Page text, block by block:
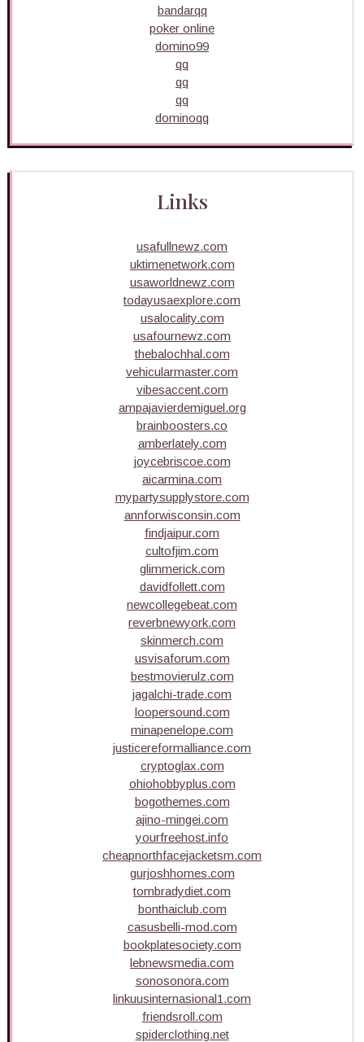
bandarqq
poker online
domino99
qq
qq
qq
dominoqq
Links
usafullnewz.com
uktimenetwork.com
usaworldnewz.com
todayusaexplore.com
usalocality.com
usafournewz.com
thebalochhal.com
vehicularmaster.com
vibesaccent.com
ampajavierdemiguel.org
brainboosters.co
amberlately.com
joycebriscoe.com
aicarmina.com
mypartysupplystore.com
annforwisconsin.com
findjaipur.com
cultofjim.com
glimmerick.com
davidfollett.com
newcollegebeat.com
reverbnewyork.com
skinmerch.com
usvisaforum.com
bestmovierulz.com
jagalchi-trade.com
loopersound.com
minapenelope.com
justicereformalliance.com
cryptoglax.com
ohiohobbyplus.com
bogothemes.com
ajino-mingei.com
yourfreehost.info
cheapnorthfacejacketsm.com
gurjoshhomes.com
tombradydiet.com
bonthaiclub.com
casusbelli-mod.com
bookplatesociety.com
lebnewsmedia.com
sonosonora.com
linkuusinternasional1.com
friendsroll.com
spiderclothing.net